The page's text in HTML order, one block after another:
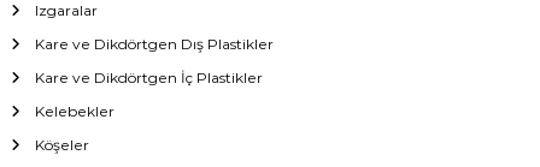
Izgaralar
Kare ve Dikdörtgen Dış Plastikler
Kare ve Dikdörtgen İç Plastikler
Kelebekler
Köşeler